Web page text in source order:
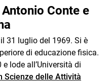
Conte e
31 luglio del 1969. Si è
di educazione fisica.
lode all’Università di
Scienze delle Attività